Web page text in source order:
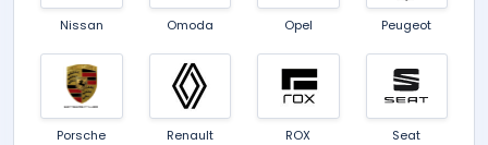
Nissan Omoda Opel Peugeot
Porsche Renault ROX Seat